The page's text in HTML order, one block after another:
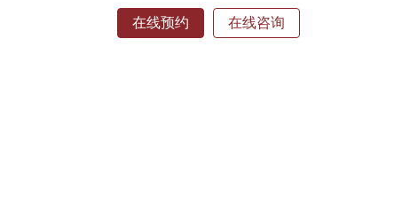
在线预约 在线咨询